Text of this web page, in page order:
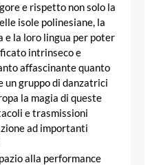
e rispetto non solo la
isole polinesiane, la
e la loro lingua per poter
intrinseco e
affascinante quanto
un gruppo di danzatrici
la magia di queste
e trasmissioni
ad importanti
alla performance